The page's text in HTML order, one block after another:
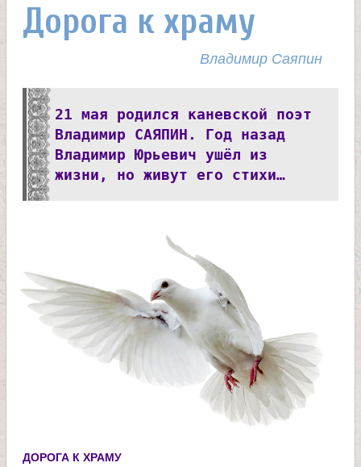
м
и
о
м
м
н
ю
Дорога к храму
Владимир Саяпин
21 мая родился каневской поэт
Владимир САЯПИН. Год назад
Владимир Юрьевич ушёл из
жизни, но живут его стихи…
ДОРОГА К ХРАМУ